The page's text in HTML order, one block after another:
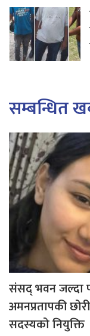
सम्बन्धित
संसद् भवन जल्दा
अमनप्रतापकी
सदस्यको नियुक्ति